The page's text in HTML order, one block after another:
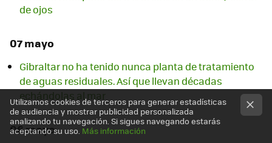
de ojos
07 mayo
Gibraltar no ha tenido nunca planta de tratamiento
de aguas residuales. Así que llevan décadas
echándolas al mar
06 mayo
Utilizamos cookies de terceros para generar estadísticas
de audiencia y mostrar publicidad personalizada
analizando tu navegación. Si sigues navegando estarás
aceptando su uso. Más información